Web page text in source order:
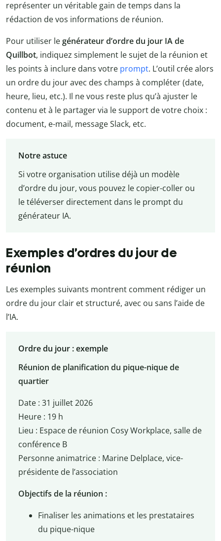
représenter un véritable gain de temps dans la
rédaction de vos informations de réunion.
Pour utiliser legénérateur d’ordre du jour IA de
Quillbot, indiquez simplement le sujet de la réunion et
les points à inclure dans votre prompt. L’outil crée alors
un ordre du jour avec des champs à compléter (date,
heure, lieu, etc.). Il ne vous reste plus qu’à ajuster le
contenu et à le partager via le support de votre choix :
document, e-mail, message Slack, etc.
Notre astuce
Si votre organisation utilise déjà un modèle
d’ordre du jour, vous pouvez le copier-coller ou
le téléverser directement dans le prompt du
générateur IA.
Exemples d’ordres du jour de
réunion
Les exemples suivants montrent comment rédiger un
ordre du jour clair et structuré, avec ou sans l’aide de
l’IA.
Ordre du jour : exemple
Réunion de planification du pique-nique de
quartier
Date : 31 juillet 2026
Heure : 19 h
Lieu : Espace de réunion Cosy Workplace, salle de
conférence B
Personne animatrice : Marine Delplace, vice-
présidente de l’association
Objectifs de la réunion :
Finaliser les animations et les prestataires
du pique-nique